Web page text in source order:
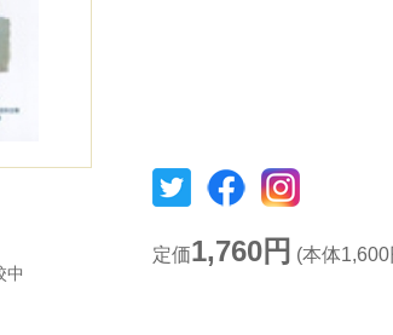
中
定価1,760円 (本体